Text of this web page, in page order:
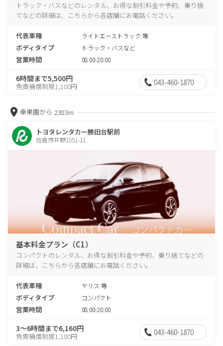
トラック・バスなどのレンタル、お得な割引料金や予約、乗り捨
てなどの詳細は、こちらから各店舗にお電話ください。
代表車種 ライトエーストラック 等
ボディタイプ トラック・バスなど
営業時間 08:00-20:00
6時間まで5,500円
免責補償制度1,100円 043-460-1870
幸果園から 2383m
トヨタレンタカー勝田台駅前
佐倉市井野1551-11
基本料金プラン（C1）
コンパクトのレンタル、お得な割引料金や予約、乗り捨てなどの
詳細は、こちらから各店舗にお電話ください。
代表車種 ヤリス 等
ボディタイプ コンパクト
営業時間 08:00-20:00
3～6時間まで6,160円
免責補償制度1,100円 043-460-1870